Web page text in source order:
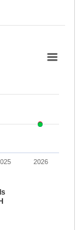
DALAM ANAK
ranges from 9.8
2026